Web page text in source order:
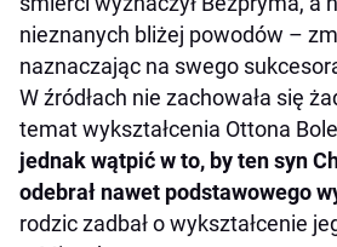
nieznanych bliżej powodów –
naznaczając na swego
W źródłach nie zachowała się
temat wykształcenia Ottona
jednak wątpić w to, by ten syn
odebrał nawet podstawowego
rodzic zadbał o wykształcenie